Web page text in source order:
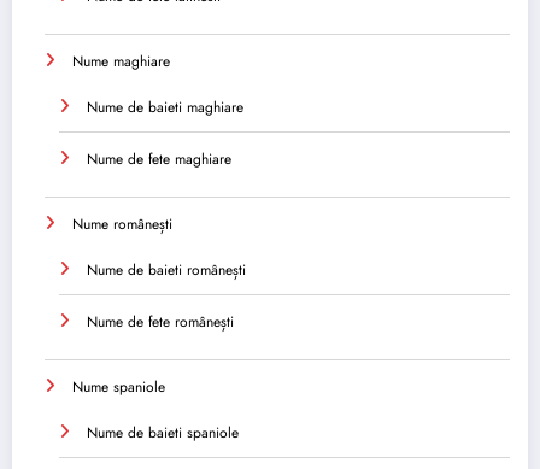
Nume maghiare
Nume de baieti maghiare
Nume de fete maghiare
Nume românești
Nume de baieti românești
Nume de fete românești
Nume spaniole
Nume de baieti spaniole